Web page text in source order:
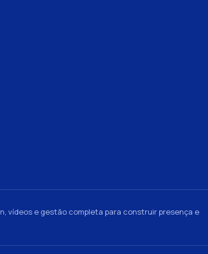
vídeos e gestão completa para construir presença e